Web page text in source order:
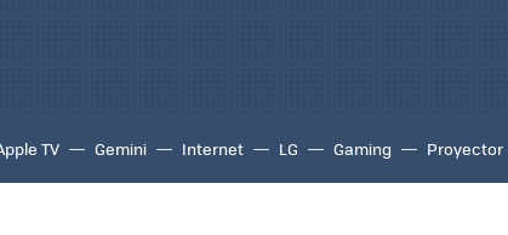
TV Gemini Internet LG Gaming Proyector